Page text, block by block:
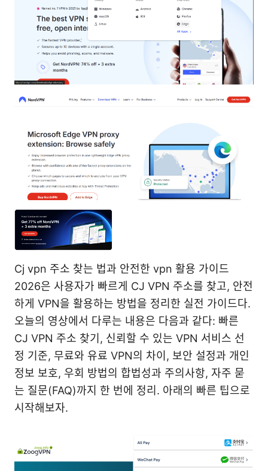
Cj vpn 주소 찾는 법과 안전한 vpn 활용 가이드
2026은 사용자가 빠르게 CJ VPN 주소를 찾고, 안전
하게 VPN을 활용하는 방법을 정리한 실전 가이드다.
오늘의 영상에서 다루는 내용은 다음과 같다: 빠른
CJ VPN 주소 찾기, 신뢰할 수 있는 VPN 서비스 선
정 기준, 무료와 유료 VPN의 차이, 보안 설정과 개인
정보 보호, 우회 방법의 합법성과 주의사항, 자주 묻
는 질문(FAQ)까지 한 번에 정리. 아래의 빠른 팁으로
시작해보자.